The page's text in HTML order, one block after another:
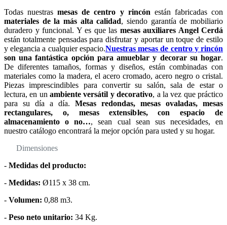
Todas nuestrasmesas de centro y rincón están fabricadas con
materiales de la más alta calidad, siendo garantía de mobiliario
duradero y funcional. Y es que las mesas auxiliares Angel Cerdá
están totalmente pensadas para disfrutar y aportar un toque de estilo
y elegancia a cualquier espacio.Nuestras mesas de centro y rincón
son una fantástica opción para amueblar y decorar su hogar.
De diferentes tamaños, formas y diseños, están combinadas con
materiales como la madera, el acero cromado, acero negro o cristal.
Piezas imprescindibles para convertir su salón, sala de estar o
lectura, en unambiente versátil y decorativo, a la vez que práctico
para su día a día. Mesas redondas, mesas ovaladas, mesas
rectangulares, o, mesas extensibles, con espacio de
almacenamiento o no…, sean cual sean sus necesidades, en
nuestro catálogo encontrará la mejor opción para usted y su hogar.
Dimensiones
- Medidas del producto:
- Medidas: Ø115 x 38 cm.
- Volumen: 0,88 m3.
- Peso neto unitario: 34 Kg.